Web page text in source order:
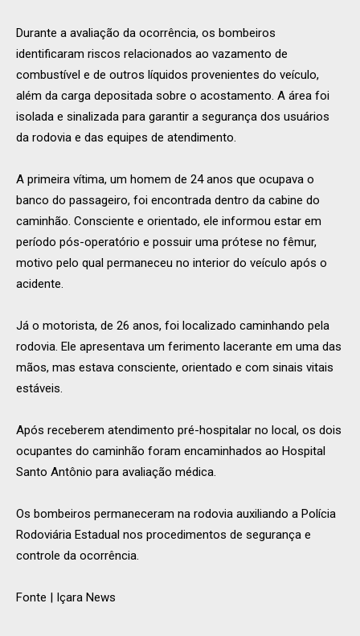
Durante a avaliação da ocorrência, os bombeiros
identificaram riscos relacionados ao vazamento de
combustível e de outros líquidos provenientes do veículo,
além da carga depositada sobre o acostamento. A área foi
isolada e sinalizada para garantir a segurança dos usuários
da rodovia e das equipes de atendimento.
A primeira vítima, um homem de 24 anos que ocupava o
banco do passageiro, foi encontrada dentro da cabine do
caminhão. Consciente e orientado, ele informou estar em
período pós-operatório e possuir uma prótese no fêmur,
motivo pelo qual permaneceu no interior do veículo após o
acidente.
Já o motorista, de 26 anos, foi localizado caminhando pela
rodovia. Ele apresentava um ferimento lacerante em uma das
mãos, mas estava consciente, orientado e com sinais vitais
estáveis.
Após receberem atendimento pré-hospitalar no local, os dois
ocupantes do caminhão foram encaminhados ao Hospital
Santo Antônio para avaliação médica.
Os bombeiros permaneceram na rodovia auxiliando a Polícia
Rodoviária Estadual nos procedimentos de segurança e
controle da ocorrência.
Fonte | Içara News